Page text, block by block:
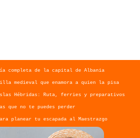
completa de la capital de Albania
medieval que enamora a quien la pisa
Hébridas: Ruta, ferries y preparativos
que no te puedes perder
planear tu escapada al Maestrazgo